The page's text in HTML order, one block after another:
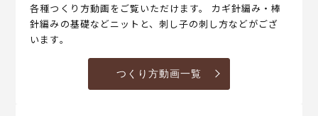
各種つくり方動画をご覧いただけます。 カギ針編み・棒
針編みの基礎などニットと、刺し子の刺し方などがござ
います。
つくり方動画一覧